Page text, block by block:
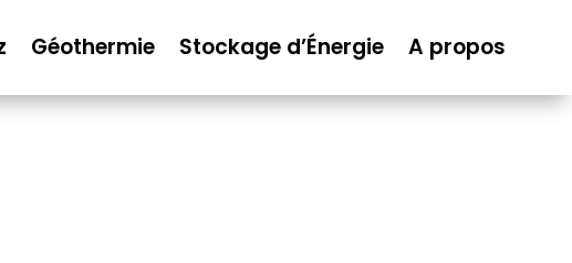
Géothermie Stockage d’Énergie A propos